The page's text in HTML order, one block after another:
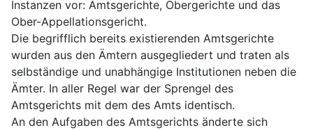
Instanzen vor: Amtsgerichte, Obergerichte und das
Ober-Appellationsgericht.
Die begrifflich bereits existierenden Amtsgerichte
wurden aus den Ämtern ausgegliedert und traten als
selbständige und unabhängige Institutionen neben die
Ämter. In aller Regel war der Sprengel des
Amtsgerichts mit dem des Amts identisch.
An den Aufgaben des Amtsgerichts änderte sich